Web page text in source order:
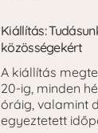
Kiállítás:
közösségekért
A kiállítás
20-ig, minden
óráig, valamint
egyeztetett